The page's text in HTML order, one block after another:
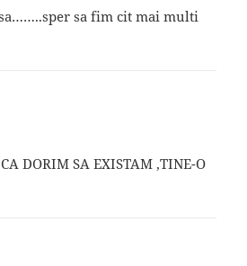
sa fim cit mai multi
DORIM SA EXISTAM ,TINE-O